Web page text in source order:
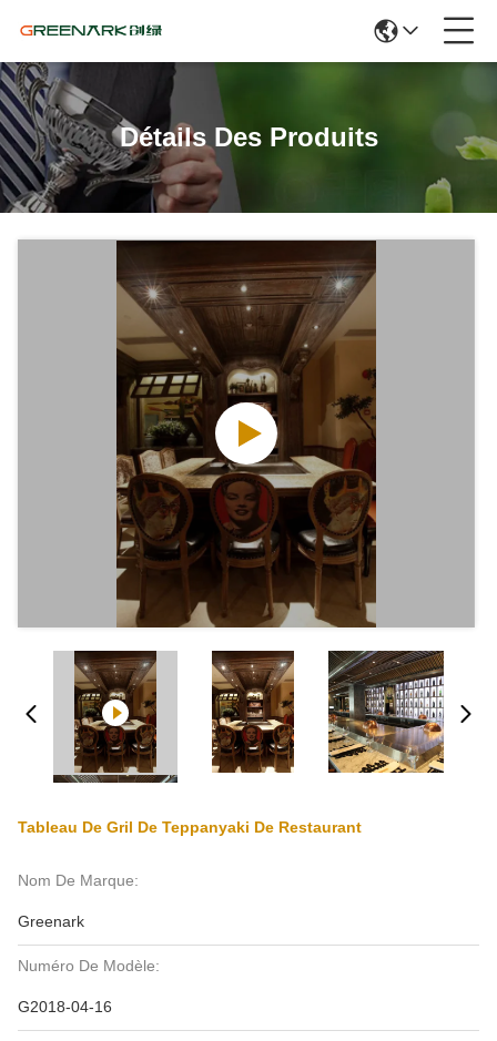
Détails Des Produits
Tableau De Gril De Teppanyaki De Restaurant
Nom De Marque:
Greenark
Numéro De Modèle:
G2018-04-16